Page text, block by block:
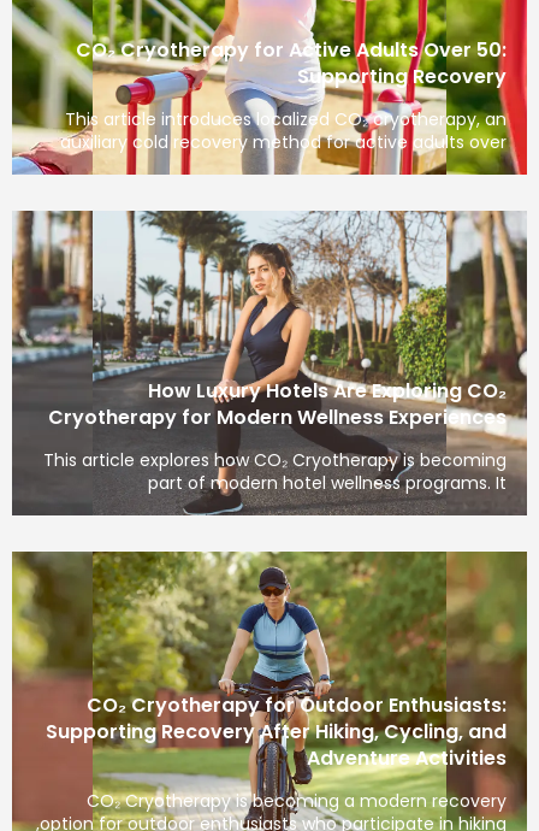
CO₂ Cryotherapy for Active Adults Over 50:
Supporting Recovery
This article introduces localized CO₂ cryotherapy, an
auxiliary cold recovery method for active adults over
How Luxury Hotels Are Exploring CO₂
Cryotherapy for Modern Wellness Experiences
This article explores how CO₂ Cryotherapy is becoming
part of modern hotel wellness programs. It
CO₂ Cryotherapy for Outdoor Enthusiasts:
Supporting Recovery After Hiking, Cycling, and
Adventure Activities
CO₂ Cryotherapy is becoming a modern recovery
option for outdoor enthusiasts who participate in hiking,